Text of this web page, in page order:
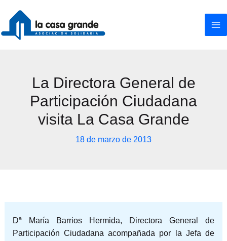
contenido
La Directora General de
Participación Ciudadana
visita La Casa Grande
18 de marzo de 2013
Dª María Barrios Hermida, Directora General de
Participación Ciudadana acompañada por la Jefa de